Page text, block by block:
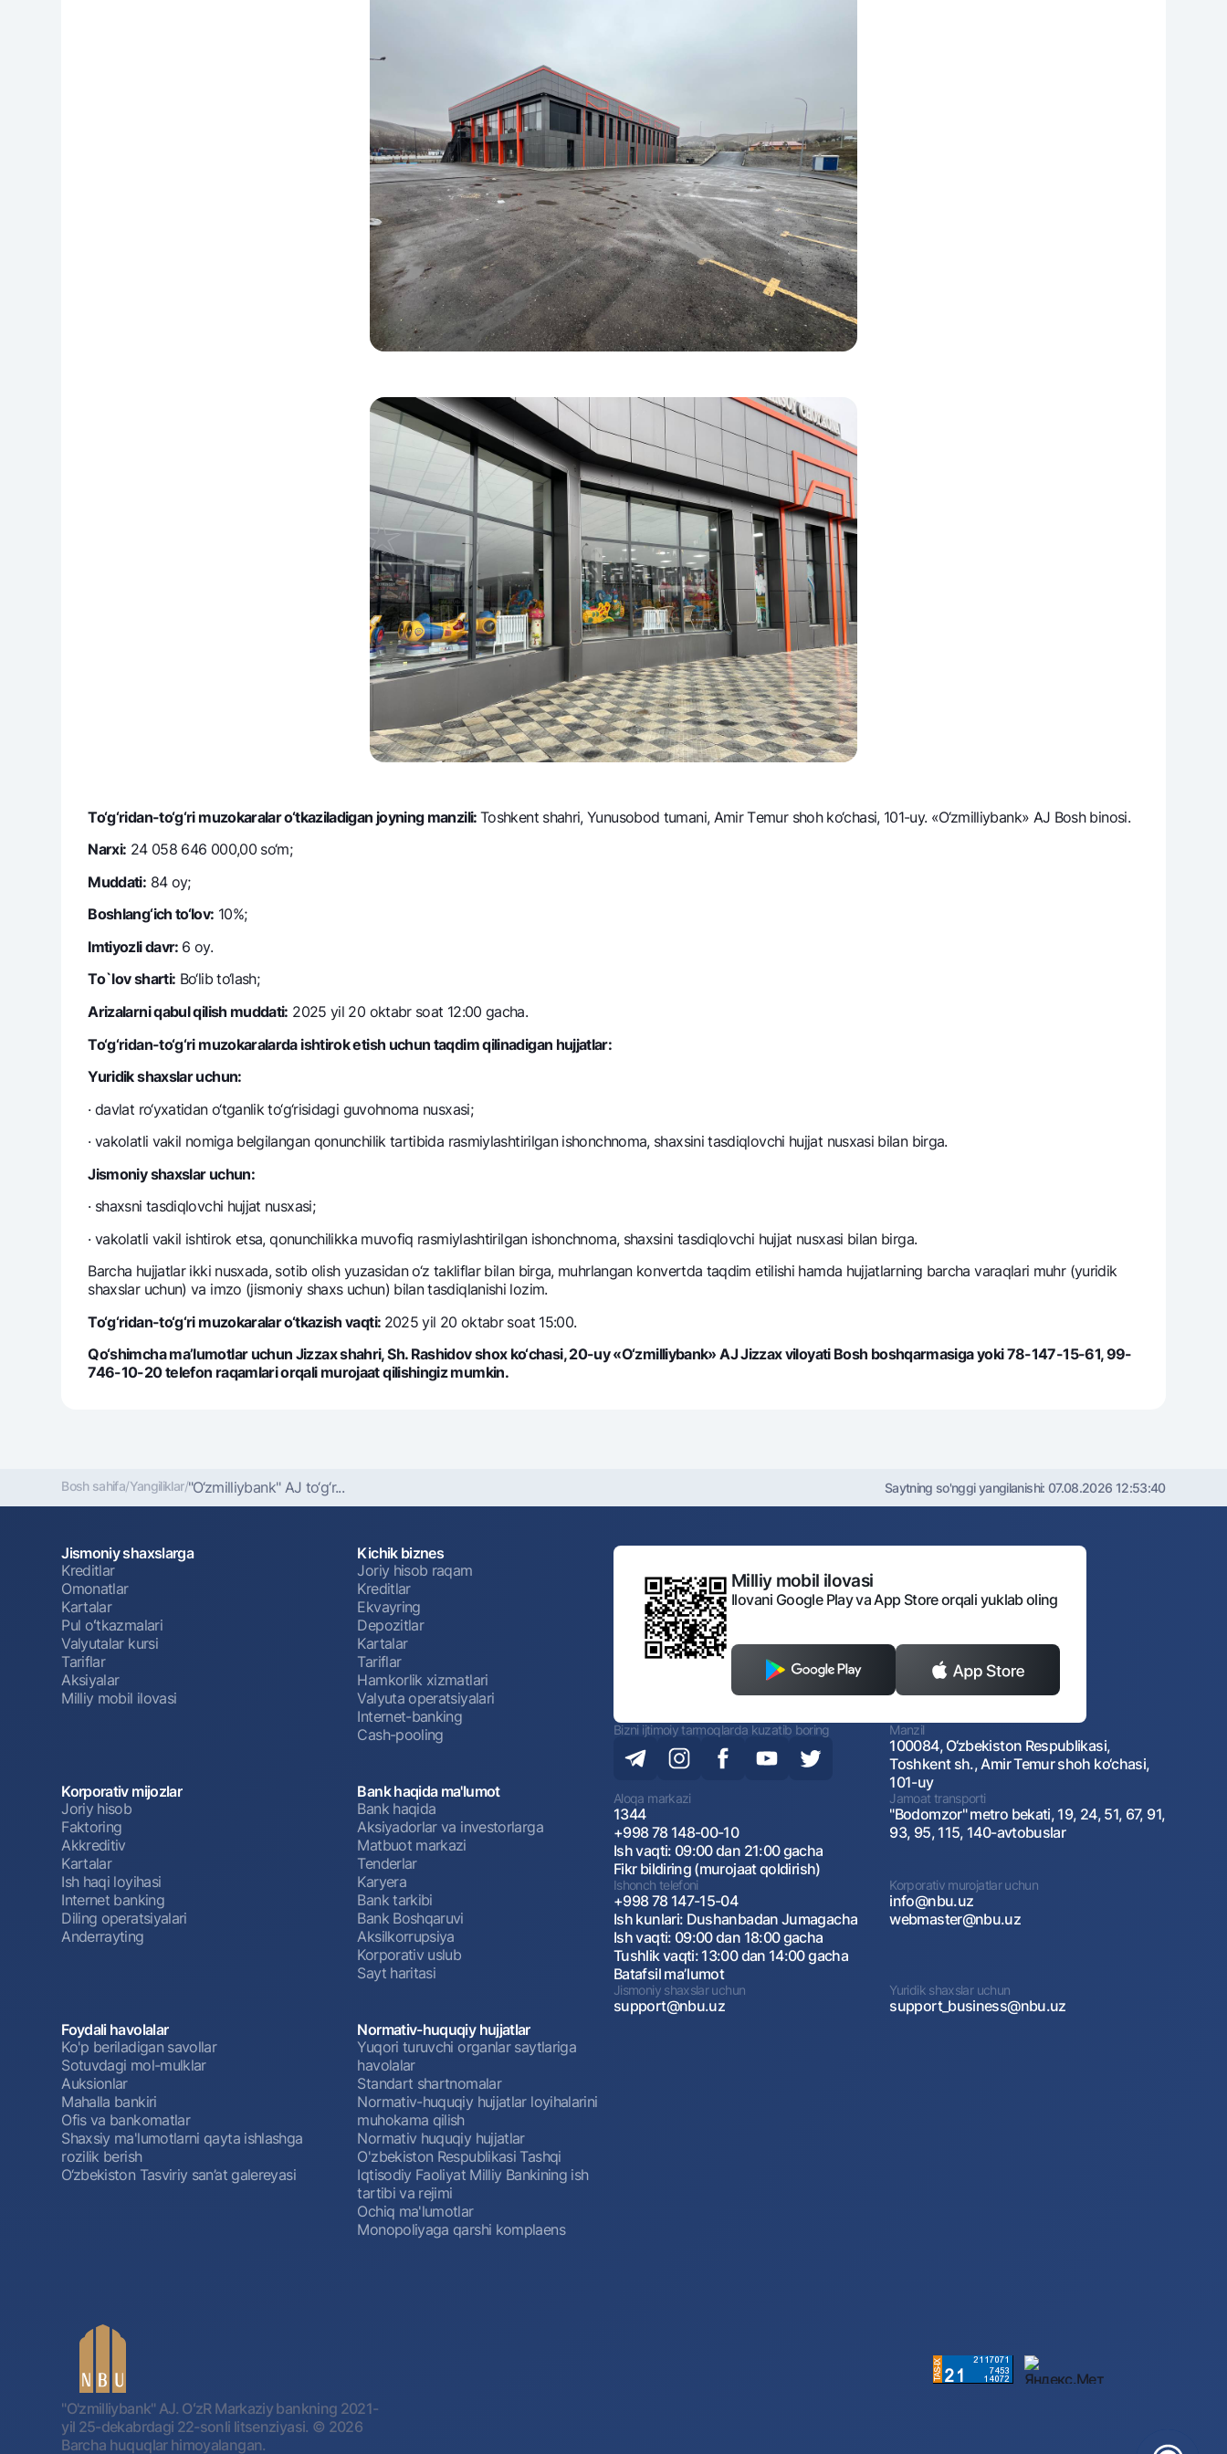
To‘g‘ridan-to‘g‘ri muzokaralar o‘tkaziladigan joyning manzili: Toshkеnt shahri, Yunusobod tumani, Amir Tеmur shoh ko‘chasi, 101-uy. «O‘zmilliybank» AJ Bosh binosi.
Narxi: 24 058 646 000,00 so‘m;
Muddati: 84 oy;
Boshlang‘ich to‘lov: 10%;
Imtiyozli davr: 6 oy.
To`lov sharti: Bo‘lib to‘lash;
Arizalarni qabul qilish muddati: 2025 yil 20 oktabr soat 12:00 gacha.
To‘g‘ridan-to‘g‘ri muzokaralarda ishtirok etish uchun taqdim qilinadigan hujjatlar:
Yuridik shaxslar uchun:
· davlat ro‘yxatidan o‘tganlik to‘g‘risidagi guvohnoma nusxasi;
· vakolatli vakil nomiga bеlgilangan qonunchilik tartibida rasmiylashtirilgan ishonchnoma, shaxsini tasdiqlovchi hujjat nusxasi bilan birga.
Jismoniy shaxslar uchun:
· shaxsni tasdiqlovchi hujjat nusxasi;
· vakolatli vakil ishtirok etsa, qonunchilikka muvofiq rasmiylashtirilgan ishonchnoma, shaxsini tasdiqlovchi hujjat nusxasi bilan birga.
Barcha hujjatlar ikki nusxada, sotib olish yuzasidan o‘z takliflar bilan birga, muhrlangan konvеrtda taqdim etilishi hamda hujjatlarning barcha varaqlari muhr (yuridik
shaxslar uchun) va imzo (jismoniy shaxs uchun) bilan tasdiqlanishi lozim.
To‘g‘ridan-to‘g‘ri muzokaralar o‘tkazish vaqti: 2025 yil 20 oktabr soat 15:00.
Qo‘shimcha ma’lumotlar uchun Jizzax shahri, Sh. Rashidov shox ko‘chasi, 20-uy «O‘zmilliybank» AJ Jizzax viloyati Bosh boshqarmasiga yoki 78-147-15-61, 99-
746-10-20 tеlеfon raqamlari orqali murojaat qilishingiz mumkin.
Bosh sahifa/Yangiliklar/"O‘zmilliybank" AJ to‘g‘r... Saytning so'nggi yangilanishi: 07.08.2026 12:53:40
Jismoniy shaxslarga
Kreditlar
Omonatlar
Kartalar
Pul oʻtkazmalari
Valyutalar kursi
Tariflar
Aksiyalar
Milliy mobil ilovasi
Kichik biznes
Joriy hisob raqam
Kreditlar
Ekvayring
Depozitlar
Kartalar
Tariflar
Hamkorlik xizmatlari
Valyuta operatsiyalari
Internet-banking
Cash-pooling
Korporativ mijozlar
Joriy hisob
Faktoring
Akkreditiv
Kartalar
Ish haqi loyihasi
Internet banking
Diling operatsiyalari
Anderrayting
Bank haqida ma'lumot
Bank haqida
Aksiyadorlar va investorlarga
Matbuot markazi
Tenderlar
Karyera
Bank tarkibi
Bank Boshqaruvi
Aksilkorrupsiya
Korporativ uslub
Sayt haritasi
Foydali havolalar
Ko'p beriladigan savollar
Sotuvdagi mol-mulklar
Auksionlar
Mahalla bankiri
Ofis va bankomatlar
Shaxsiy ma'lumotlarni qayta ishlashga
rozilik berish
O‘zbekiston Tasviriy san’at galereyasi
Normativ-huquqiy hujjatlar
Yuqori turuvchi organlar saytlariga
havolalar
Standart shartnomalar
Normativ-huquqiy hujjatlar loyihalarini
muhokama qilish
Normativ huquqiy hujjatlar
O'zbekiston Respublikasi Tashqi
Iqtisodiy Faoliyat Milliy Bankining ish
tartibi va rejimi
Ochiq ma'lumotlar
Monopoliyaga qarshi komplaens
Milliy mobil ilovasi
Ilovani Google Play va App Store orqali yuklab oling
Bizni ijtimoiy tarmoqlarda kuzatib boring Manzil
100084, O‘zbekiston Respublikasi,
Toshkent sh., Amir Temur shoh ko‘chasi,
101-uy
Aloqa markazi
1344
+998 78 148-00-10
Ish vaqti: 09:00 dan 21:00 gacha
Fikr bildiring (murojaat qoldirish)
Jamoat transporti
"Bodomzor" metro bekati, 19, 24, 51, 67, 91,
93, 95, 115, 140-avtobuslar
Ishonch telefoni
+998 78 147-15-04
Ish kunlari: Dushanbadan Jumagacha
Ish vaqti: 09:00 dan 18:00 gacha
Tushlik vaqti: 13:00 dan 14:00 gacha
Batafsil maʼlumot
Korporativ murojatlar uchun
info@nbu.uz
webmaster@nbu.uz
Jismoniy shaxslar uchun
support@nbu.uz
Yuridik shaxslar uchun
support_business@nbu.uz
"O'zmilliybank" AJ. OʻzR Markaziy bankning 2021-
yil 25-dekabrdagi 22-sonli litsenziyasi. © 2026
Barcha huquqlar himoyalangan.